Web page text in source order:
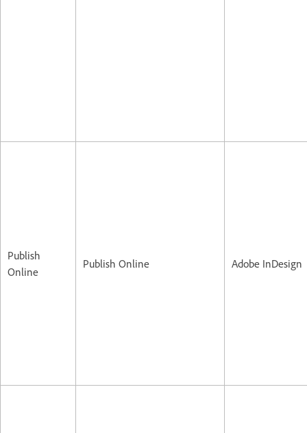
Publish
Online
Publish Online Adobe InDesign